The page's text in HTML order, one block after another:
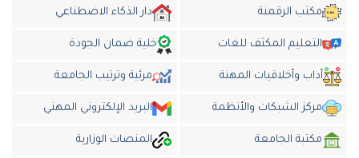
مكتب الرقمنة دار الذكاء الاضطناعي
التعليم المكثف للغات خلية ضمان الجودة
أداب وأخلاقيات المهنة مرئية وترتيب الجامعة
مركز الشبكات والأنظمة البريد الإلكتروني المهني
مكتبة الجامعة المنصات الوزارية